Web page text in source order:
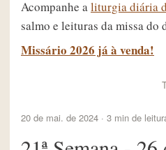
Acompanhe aliturgia diária
salmo e leituras da missa do
Missário 2026 já à venda!
20 de mai. de 2024 · 3 min de